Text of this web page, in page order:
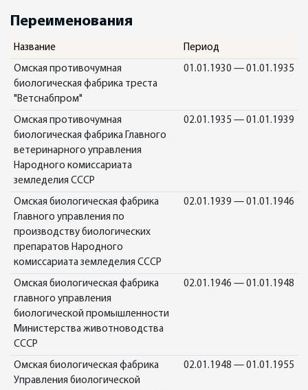
Переименования
Название Период
Омская противочумная
биологическая фабрика треста
"Ветснабпром"
01.01.1930 — 01.01.1935
Омская противочумная
биологическая фабрика Главного
ветеринарного управления
Народного комиссариата
земледелия СССР
02.01.1935 — 01.01.1939
Омская биологическая фабрика
Главного управления по
производству биологических
препаратов Народного
комиссариата земледелия СССР
02.01.1939 — 01.01.1946
Омская биологическая фабрика
главного управления
биологической промышленности
Министерства животноводства
СССР
02.01.1946 — 01.01.1948
Омская биологическая фабрика
Управления биологической
02.01.1948 — 01.01.1955